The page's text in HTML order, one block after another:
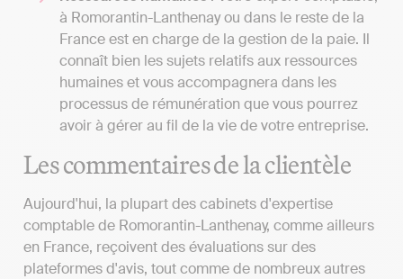
à Romorantin-Lanthenay ou dans le reste de la
France est en charge de la gestion de la paie. Il
connaît bien les sujets relatifs aux ressources
humaines et vous accompagnera dans les
processus de rémunération que vous pourrez
avoir à gérer au fil de la vie de votre entreprise.
Les commentaires de la clientèle
Aujourd'hui, la plupart des cabinets d'expertise
comptable de Romorantin-Lanthenay, comme ailleurs
en France, reçoivent des évaluations sur des
plateformes d'avis, tout comme de nombreux autres